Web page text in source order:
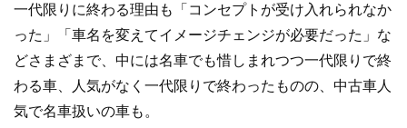
一代限りに終わる理由も「コンセプトが受け入れられなか
った」「車名を変えてイメージチェンジが必要だった」な
どさまざまで、中には名車でも惜しまれつつ一代限りで終
わる車、人気がなく一代限りで終わったものの、中古車人
気で名車扱いの車も。